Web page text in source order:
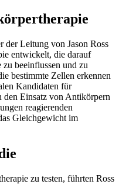
der Leitung von Jason Ross
entwickelt, die darauf
beeinflussen und zu
bestimmte Zellen erkennen
Kandidaten für
den Einsatz von Antikörpern
reagierenden
Gleichgewicht im
zu testen, führten Ross